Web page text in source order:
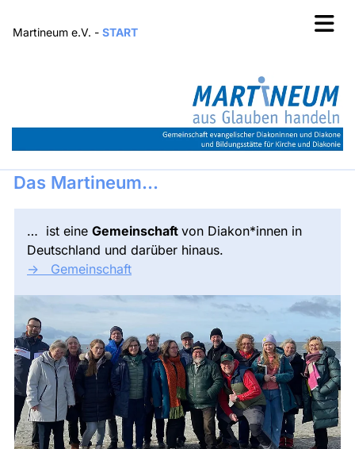
Martineum e.V. - START
Das Martineum...
… ist eine Gemeinschaft von Diakon*innen in
Deutschland und darüber hinaus.
-> Gemeinschaft